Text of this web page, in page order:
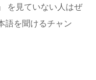
を見ていない人はぜ
語を聞けるチャン